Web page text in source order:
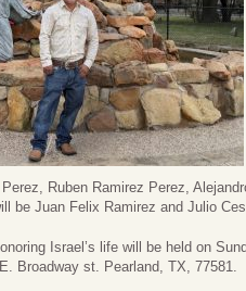
Ruben Ramirez Perez,
be Juan Felix Ramirez and Julio
Israel’s life will be held on
Broadway st. Pearland, TX, 77581.